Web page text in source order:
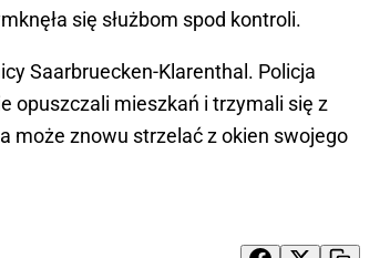
się służbom spod kontroli.
Saarbruecken-Klarenthal. Policja
opuszczali mieszkań i trzymali się z
może znowu strzelać z okien swojego